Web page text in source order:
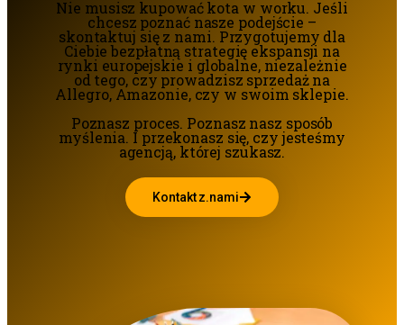
Nie musisz kupować kota w worku. Jeśli
chcesz poznać nasze podejście –
skontaktuj się z nami. Przygotujemy dla
Ciebie bezpłatną strategię ekspansji na
rynki europejskie i globalne, niezależnie
od tego, czy prowadzisz sprzedaż na
Allegro, Amazonie, czy w swoim sklepie.
Poznasz proces. Poznasz nasz sposób
myślenia. I przekonasz się, czy jesteśmy
agencją, której szukasz.
Kontakt z.nami